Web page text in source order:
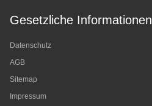
Gesetzliche Informationen
Datenschutz
AGB
Sitemap
Impressum